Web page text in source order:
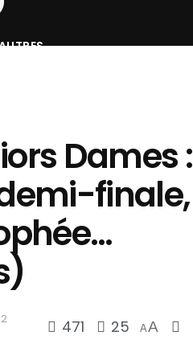
Dames :
finale,
471 25 AA